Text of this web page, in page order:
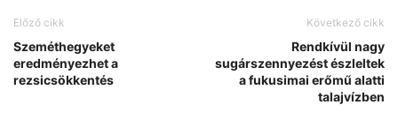
Előző cikk
Szeméthegyeket
eredményezhet a
rezsicsökkentés
Következő cikk
Rendkívül nagy
sugárszennyezést észleltek
a fukusimai erőmű alatti
talajvízben